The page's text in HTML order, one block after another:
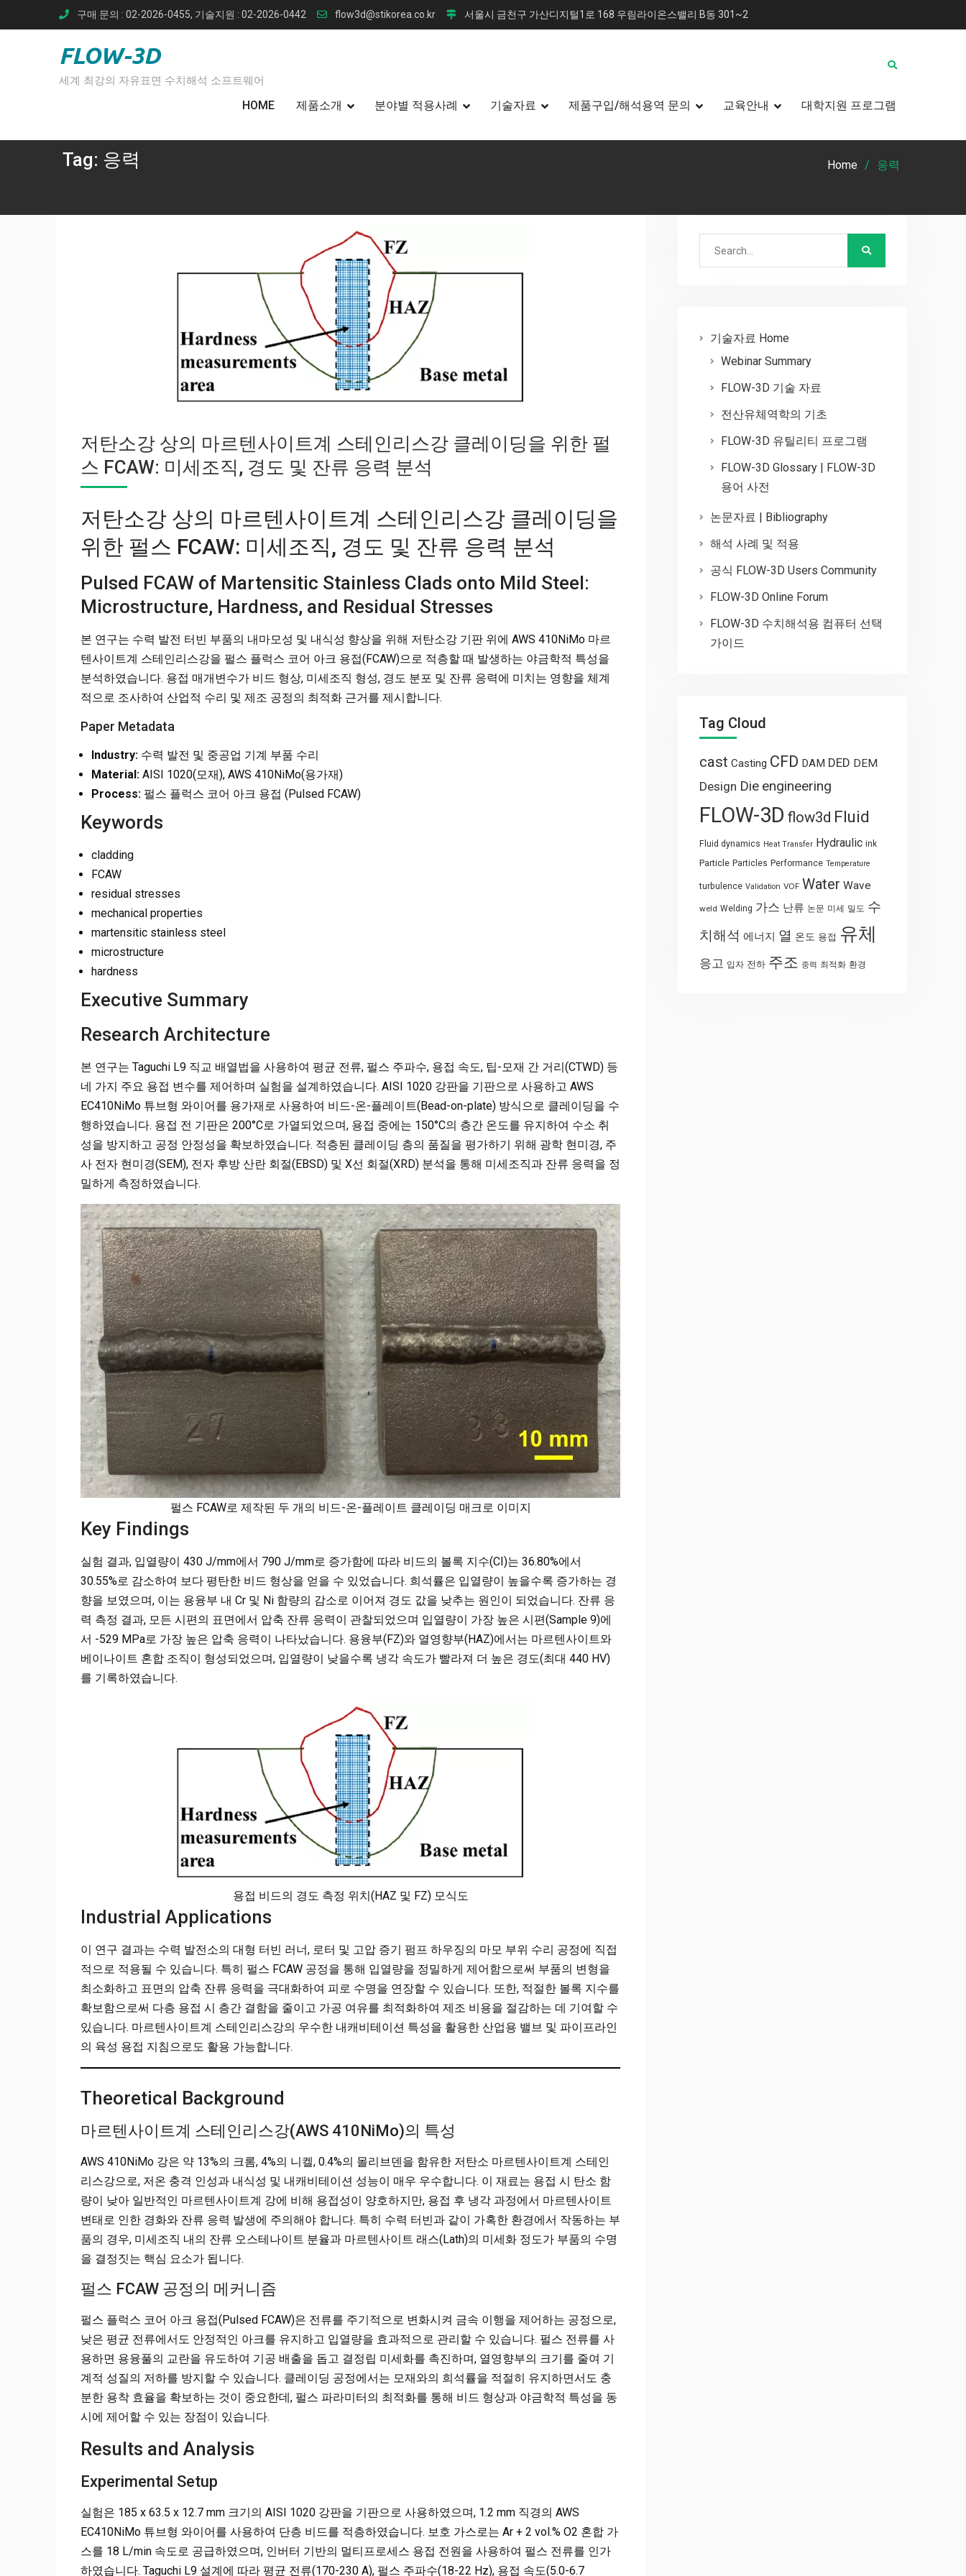
to
구매 문의 : 02-2026-0455, 기술지원 : 02-2026-0442 flow3d@stikorea.co.kr 서울시 금천구 가산디지털1로 168 우림라이온스밸리 B동 301~2
FLOW-3D
세계 최강의 자유표면 수치해석 소프트웨어
HOME 제품소개 분야별 적용사례 기술자료 제품구입/해석용역 문의 교육안내 대학지원 프로그램
Tag: 응력 Home 응력
저탄소강 상의 마르텐사이트계 스테인리스강 클레이딩을 위한 펄
스 FCAW: 미세조직, 경도 및 잔류 응력 분석
저탄소강 상의 마르텐사이트계 스테인리스강 클레이딩을
위한 펄스 FCAW: 미세조직, 경도 및 잔류 응력 분석
Pulsed FCAW of Martensitic Stainless Clads onto Mild Steel:
Microstructure, Hardness, and Residual Stresses
본 연구는 수력 발전 터빈 부품의 내마모성 및 내식성 향상을 위해 저탄소강 기판 위에 AWS 410NiMo 마르
텐사이트계 스테인리스강을 펄스 플럭스 코어 아크 용접(FCAW)으로 적층할 때 발생하는 야금학적 특성을
분석하였습니다. 용접 매개변수가 비드 형상, 미세조직 형성, 경도 분포 및 잔류 응력에 미치는 영향을 체계
적으로 조사하여 산업적 수리 및 제조 공정의 최적화 근거를 제시합니다.
Paper Metadata
Industry: 수력 발전 및 중공업 기계 부품 수리
Material: AISI 1020(모재), AWS 410NiMo(용가재)
Process: 펄스 플럭스 코어 아크 용접 (Pulsed FCAW)
Keywords
cladding
FCAW
residual stresses
mechanical properties
martensitic stainless steel
microstructure
hardness
Executive Summary
Research Architecture
본 연구는 Taguchi L9 직교 배열법을 사용하여 평균 전류, 펄스 주파수, 용접 속도, 팁-모재 간 거리(CTWD) 등
네 가지 주요 용접 변수를 제어하며 실험을 설계하였습니다. AISI 1020 강판을 기판으로 사용하고 AWS
EC410NiMo 튜브형 와이어를 용가재로 사용하여 비드-온-플레이트(Bead-on-plate) 방식으로 클레이딩을 수
행하였습니다. 용접 전 기판은 200°C로 가열되었으며, 용접 중에는 150°C의 층간 온도를 유지하여 수소 취
성을 방지하고 공정 안정성을 확보하였습니다. 적층된 클레이딩 층의 품질을 평가하기 위해 광학 현미경, 주
사 전자 현미경(SEM), 전자 후방 산란 회절(EBSD) 및 X선 회절(XRD) 분석을 통해 미세조직과 잔류 응력을 정
밀하게 측정하였습니다.
펄스 FCAW로 제작된 두 개의 비드-온-플레이트 클레이딩 매크로 이미지
Key Findings
실험 결과, 입열량이 430 J/mm에서 790 J/mm로 증가함에 따라 비드의 볼록 지수(CI)는 36.80%에서
30.55%로 감소하여 보다 평탄한 비드 형상을 얻을 수 있었습니다. 희석률은 입열량이 높을수록 증가하는 경
향을 보였으며, 이는 용융부 내 Cr 및 Ni 함량의 감소로 이어져 경도 값을 낮추는 원인이 되었습니다. 잔류 응
력 측정 결과, 모든 시편의 표면에서 압축 잔류 응력이 관찰되었으며 입열량이 가장 높은 시편(Sample 9)에
서 -529 MPa로 가장 높은 압축 응력이 나타났습니다. 용융부(FZ)와 열영향부(HAZ)에서는 마르텐사이트와
베이나이트 혼합 조직이 형성되었으며, 입열량이 낮을수록 냉각 속도가 빨라져 더 높은 경도(최대 440 HV)
를 기록하였습니다.
용접 비드의 경도 측정 위치(HAZ 및 FZ) 모식도
Industrial Applications
이 연구 결과는 수력 발전소의 대형 터빈 러너, 로터 및 고압 증기 펌프 하우징의 마모 부위 수리 공정에 직접
적으로 적용될 수 있습니다. 특히 펄스 FCAW 공정을 통해 입열량을 정밀하게 제어함으로써 부품의 변형을
최소화하고 표면의 압축 잔류 응력을 극대화하여 피로 수명을 연장할 수 있습니다. 또한, 적절한 볼록 지수를
확보함으로써 다층 용접 시 층간 결함을 줄이고 가공 여유를 최적화하여 제조 비용을 절감하는 데 기여할 수
있습니다. 마르텐사이트계 스테인리스강의 우수한 내캐비테이션 특성을 활용한 산업용 밸브 및 파이프라인
의 육성 용접 지침으로도 활용 가능합니다.
Theoretical Background
마르텐사이트계 스테인리스강(AWS 410NiMo)의 특성
AWS 410NiMo 강은 약 13%의 크롬, 4%의 니켈, 0.4%의 몰리브덴을 함유한 저탄소 마르텐사이트계 스테인
리스강으로, 저온 충격 인성과 내식성 및 내캐비테이션 성능이 매우 우수합니다. 이 재료는 용접 시 탄소 함
량이 낮아 일반적인 마르텐사이트계 강에 비해 용접성이 양호하지만, 용접 후 냉각 과정에서 마르텐사이트
변태로 인한 경화와 잔류 응력 발생에 주의해야 합니다. 특히 수력 터빈과 같이 가혹한 환경에서 작동하는 부
품의 경우, 미세조직 내의 잔류 오스테나이트 분율과 마르텐사이트 래스(Lath)의 미세화 정도가 부품의 수명
을 결정짓는 핵심 요소가 됩니다.
펄스 FCAW 공정의 메커니즘
펄스 플럭스 코어 아크 용접(Pulsed FCAW)은 전류를 주기적으로 변화시켜 금속 이행을 제어하는 공정으로,
낮은 평균 전류에서도 안정적인 아크를 유지하고 입열량을 효과적으로 관리할 수 있습니다. 펄스 전류를 사
용하면 용융풀의 교란을 유도하여 기공 배출을 돕고 결정립 미세화를 촉진하며, 열영향부의 크기를 줄여 기
계적 성질의 저하를 방지할 수 있습니다. 클레이딩 공정에서는 모재와의 희석률을 적절히 유지하면서도 충
분한 용착 효율을 확보하는 것이 중요한데, 펄스 파라미터의 최적화를 통해 비드 형상과 야금학적 특성을 동
시에 제어할 수 있는 장점이 있습니다.
Results and Analysis
Experimental Setup
실험은 185 x 63.5 x 12.7 mm 크기의 AISI 1020 강판을 기판으로 사용하였으며, 1.2 mm 직경의 AWS
EC410NiMo 튜브형 와이어를 사용하여 단층 비드를 적층하였습니다. 보호 가스로는 Ar + 2 vol.% O2 혼합 가
스를 18 L/min 속도로 공급하였으며, 인버터 기반의 멀티프로세스 용접 전원을 사용하여 펄스 전류를 인가
하였습니다. Taguchi L9 설계에 따라 평균 전류(170-230 A), 펄스 주파수(18-22 Hz), 용접 속도(5.0-6.7
기술자료 Home
Webinar Summary
FLOW-3D 기술 자료
전산유체역학의 기초
FLOW-3D 유틸리티 프로그램
FLOW-3D Glossary | FLOW-3D
용어 사전
논문자료 | Bibliography
해석 사례 및 적용
공식 FLOW-3D Users Community
FLOW-3D Online Forum
FLOW-3D 수치해석용 컴퓨터 선택
가이드
Tag Cloud
cast Casting CFD DAM DED DEM
Design Die engineering
FLOW-3D flow3d Fluid
Fluid dynamics Heat Transfer Hydraulic ink
Particle Particles Performance Temperature
turbulence Validation VOF Water Wave
weld Welding 가스 난류 논문 미세 밀도 수
치해석 에너지 열 온도 용접 유체
응고 입자 전하 주조 중력 최적화 환경